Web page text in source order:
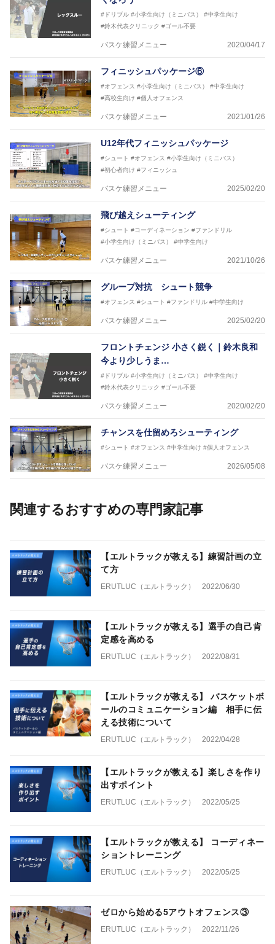
#ドリブル #小学生向け（ミニバス）
#中学生向け
#鈴木代表クリニック #ゴール不要
バスケ練習メニュー 2020/04/17
フィニッシュパッケージ⑥
#オフェンス #小学生向け（ミニバス）
#中学生向け
#高校生向け #個人オフェンス
バスケ練習メニュー 2021/01/26
U12年代フィニッシュパッケージ
#シュート #オフェンス #小学生向け（ミニバス）
#初心者向け #フィニッシュ
バスケ練習メニュー 2025/02/20
飛び越えシューティング
#シュート #コーディネーション #ファンドリル
#小学生向け（ミニバス）
#中学生向け
バスケ練習メニュー 2021/10/26
グループ対抗 シュート競争
#オフェンス #シュート #ファンドリル #中学生向け
バスケ練習メニュー 2025/02/20
フロントチェンジ 小さく鋭く｜鈴木良和
今より少しうま…
#ドリブル #小学生向け（ミニバス）
#中学生向け
#鈴木代表クリニック #ゴール不要
バスケ練習メニュー 2020/02/20
チャンスを仕留めろシューティング
#シュート #オフェンス #中学生向け #個人オフェンス
バスケ練習メニュー 2026/05/08
関連するおすすめの専門家記事
【エルトラックが教える】練習計画の立
て方
ERUTLUC（エルトラック） 2022/06/30
【エルトラックが教える】選手の自己肯
定感を高める
ERUTLUC（エルトラック） 2022/08/31
【エルトラックが教える】 バスケットボ
ールのコミュニケーション編 相手に伝
える技術について
ERUTLUC（エルトラック） 2022/04/28
【エルトラックが教える】楽しさを作り
出すポイント
ERUTLUC（エルトラック） 2022/05/25
【エルトラックが教える】 コーディネー
ショントレーニング
ERUTLUC（エルトラック） 2022/05/25
ゼロから始める5アウトオフェンス③
ERUTLUC（エルトラック） 2022/11/26